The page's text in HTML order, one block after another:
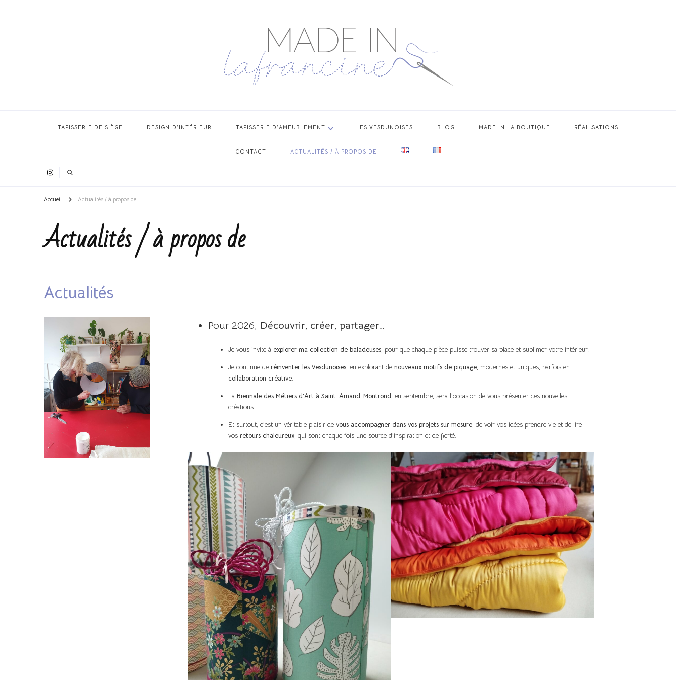
TAPISSERIE DE SIÈGE DESIGN D’INTÉRIEUR TAPISSERIE D’AMEUBLEMENT LES VESDUNOISES BLOG MADE IN LA BOUTIQUE RÉALISATIONS
CONTACT ACTUALITÉS / À PROPOS DE
Accueil Actualités / à propos de
Actualités / à propos de
Actualités
Pour 2026, Découvrir, créer, partager…
Je vous invite à explorer ma collection de baladeuses, pour que chaque pièce puisse trouver sa place et sublimer votre intérieur.
Je continue deréinventer les Vesdunoises, en explorant denouveaux motifs de piquage, modernes et uniques, parfois en
collaboration créative.
LaBiennale des Métiers d’Art à Saint-Amand-Montrond, en septembre, sera l’occasion de vous présenter ces nouvelles
créations.
Et surtout, c’est un véritable plaisir devous accompagner dans vos projets sur mesure, de voir vos idées prendre vie et de lire
vosretours chaleureux, qui sont chaque fois une source d’inspiration et de fierté.